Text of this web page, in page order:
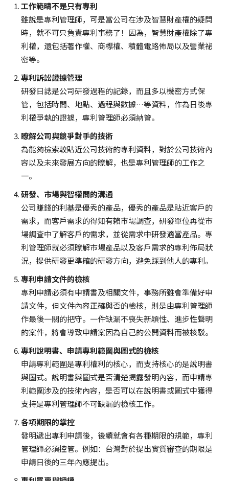
工作範疇不是只有專利
雖說是專利管理師，可是當公司在涉及智慧財產權的疑問
時，就不可只負責專利事務了！因為，智慧財產權除了專
利權，還包括著作權、商標權、積體電路佈局以及營業祕
密等。
專利訴訟證據管理
研發日誌是公司研發過程的記錄，而且多以機密方式保
管，包括時間、地點、過程與數據…等資料，作為日後專
利權爭執的證據，專利管理師必須納管。
瞭解公司與競爭對手的技術
為能夠檢索較貼近公司技術的專利資料，對於公司技術內
容以及未來發展方向的瞭解，也是專利管理師的工作之
一。
研發、市場與智權間的溝通
公司賺錢的利基是優秀的產品，優秀的產品是貼近客戶的
需求，而客戶需求的得知有賴市場調查，研發單位再從市
場調查中了解客戶的需求，並從需求中研發適當產品。專
利管理師就必須瞭解市場產品以及客戶需求的專利佈局狀
況，提供研發更準確的研發方向，避免踩到他人的專利。
專利申請文件的檢核
專利申請必須有申請書及相關文件，事務所雖會準備好申
請文件，但文件內容正確與否的檢核，則是由專利管理師
作最後一關的把守。一件缺漏不喪失新穎性、進步性聲明
的案件，將會導致申請案因為自己的公開資料而被核駁。
專利說明書、申請專利範圍與圖式的檢核
申請專利範圍是專利權利的核心，而支持核心的是說明書
與圖式。說明書與圖式是否清楚揭露發明內容，而申請專
利範圍涉及的技術內容，是否可以在說明書或圖式中獲得
支持是專利管理師不可缺漏的檢核工作。
各項期限的掌控
發明遞出專利申請後，後續就會有各種期限的規範，專利
管理師必須控管。例如：台灣對於提出實質審查的期限是
申請日後的三年內應提出。